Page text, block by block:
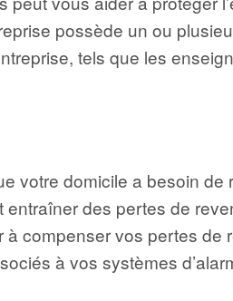
possède un ou
tels que les
votre domicile a besoin
des pertes de
compenser vos pertes de
à vos systèmes